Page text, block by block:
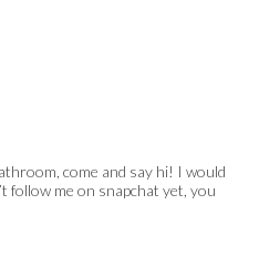
come and say hi! I would
follow me on snapchat yet, you